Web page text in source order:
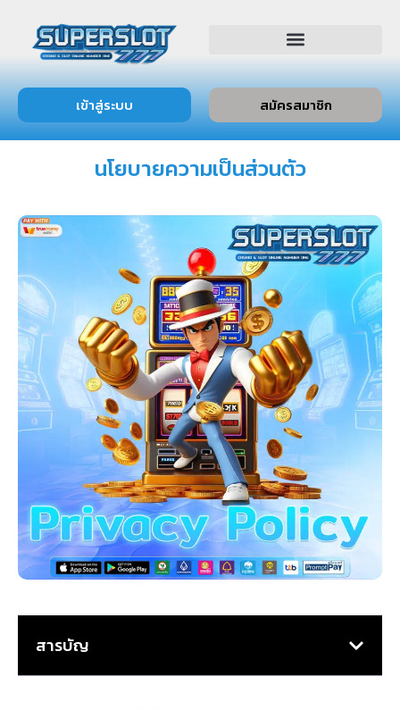
เข้าสู่ระบบ สมัครสมาชิก
นโยบายความเป็นส่วนตัว
สารบัญ